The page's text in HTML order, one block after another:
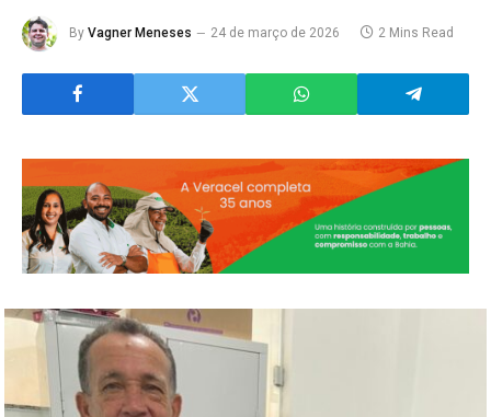
By Vagner Meneses 24 de março de 2026 2 Mins Read